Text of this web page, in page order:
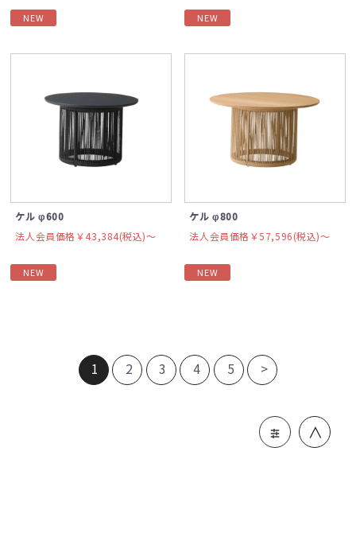
NEW NEW
ケル φ600
法人会員価格￥43,384(税込)〜
NEW
ケル φ800
法人会員価格￥57,596(税込)〜
NEW
1 2 3 4 5 >
＞